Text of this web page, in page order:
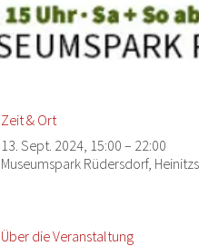
Zeit & Ort
13. Sept. 2024, 15:00 – 22:00
Museumspark Rüdersdorf,
Über die Veranstaltung